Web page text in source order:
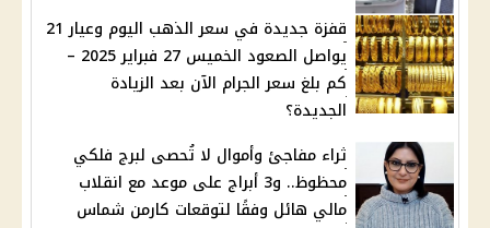
قفزة جديدة في سعر الذهب اليوم وعيار 21
يواصل الصعود الخميس 27 فبراير 2025 –
كم بلغ سعر الجرام الآن بعد الزيادة
الجديدة؟
ثراء مفاجئ وأموال لا تُحصى لبرج فلكي
محظوظ.. و3 أبراج على موعد مع انقلاب
مالي هائل وفقًا لتوقعات كارمن شماس